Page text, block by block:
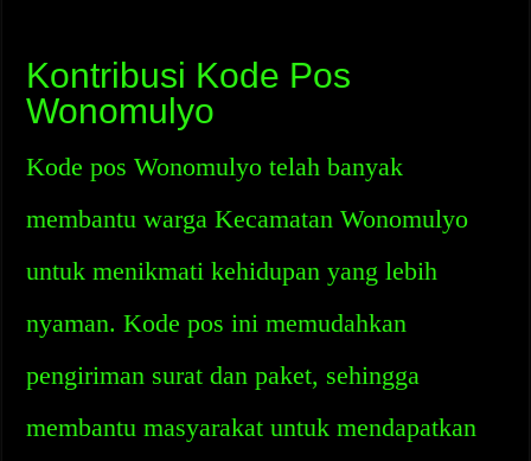
Kontribusi Kode Pos
Wonomulyo
Kode pos Wonomulyo telah banyak
membantu warga Kecamatan Wonomulyo
untuk menikmati kehidupan yang lebih
nyaman. Kode pos ini memudahkan
pengiriman surat dan paket, sehingga
membantu masyarakat untuk mendapatkan